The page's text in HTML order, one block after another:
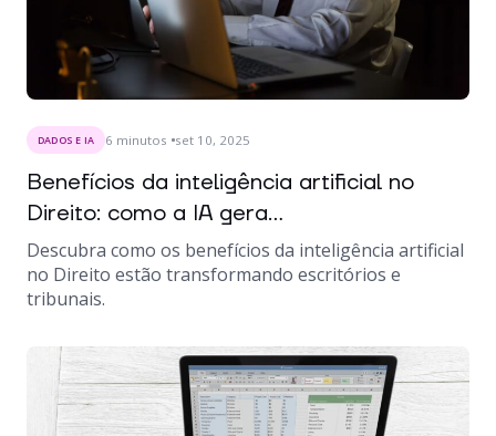
DADOS E IA 6 minutos set 10, 2025
Benefícios da inteligência artificial no
Direito: como a IA gera...
Descubra como os benefícios da inteligência artificial
no Direito estão transformando escritórios e
tribunais.